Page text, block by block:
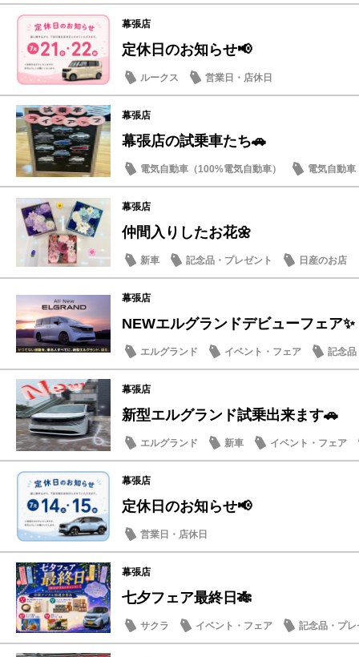
幕張店
定休日のお知らせ📢
ルークス 営業日・店休日
幕張店
幕張店の試乗車たち🚗
電気自動車（100%電気自動車）
電気自動車
試乗車・展示車
幕張店
仲間入りしたお花🌼
新車 記念品・プレゼント 日産のお店
幕張店
NEWエルグランドデビューフェア✨
エルグランド イベント・フェア 記念品
幕張店
新型エルグランド試乗出来ます🚗
エルグランド 新車 イベント・フェア
幕張店
定休日のお知らせ📢
営業日・店休日
幕張店
七夕フェア最終日🎋
サクラ イベント・フェア 記念品・プレ